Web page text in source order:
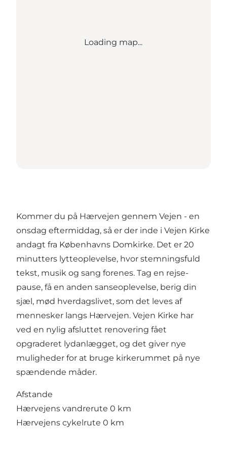
Loading map...
Kommer du på Hærvejen gennem Vejen - en
onsdag eftermiddag, så er der inde i Vejen Kirke
andagt fra Københavns Domkirke. Det er 20
minutters lytteoplevelse, hvor stemningsfuld
tekst, musik og sang forenes. Tag en rejse-
pause, få en anden sanseoplevelse, berig din
sjæl, mød hverdagslivet, som det leves af
mennesker langs Hærvejen. Vejen Kirke har
ved en nylig afsluttet renovering fået
opgraderet lydanlægget, og det giver nye
muligheder for at bruge kirkerummet på nye
spændende måder.
Afstande
Hærvejens vandrerute 0 km
Hærvejens cykelrute 0 km